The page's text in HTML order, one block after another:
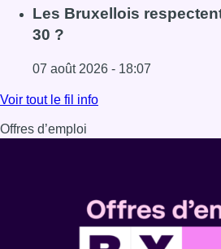
Lire l'article Foire du Midi: les
Les Bruxellois
30 ?
07 août 2026 - 18:07
Lire l'article Les Bruxellois
Voir tout le fil info
Offres d’emploi